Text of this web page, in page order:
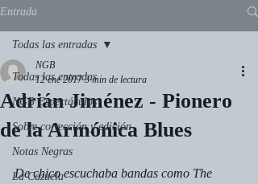
Entrada
Todas las entradas
NGB Espectáculos
Sobre corrección y edición
Notas Negras
La Cazuela
Todas las entradas
Adrián Jiménez - Pionero
de la Armónica Blues
NGB
12 ene 2017 3 min de lectura
De chico escuchaba bandas como The